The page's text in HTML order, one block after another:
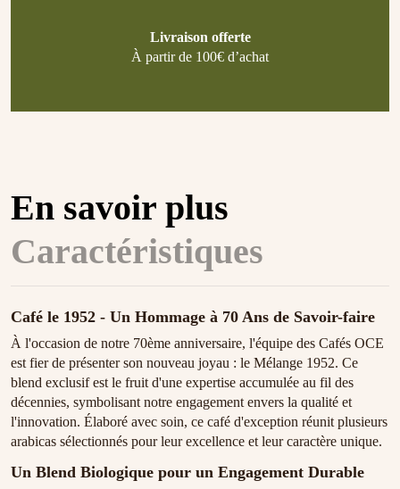
Livraison offerte
À partir de 100€ d’achat
En savoir plus
Caractéristiques
Café le 1952 - Un Hommage à 70 Ans de Savoir-faire
À l'occasion de notre 70ème anniversaire, l'équipe des Cafés OCE
est fier de présenter son nouveau joyau : le Mélange 1952. Ce
blend exclusif est le fruit d'une expertise accumulée au fil des
décennies, symbolisant notre engagement envers la qualité et
l'innovation. Élaboré avec soin, ce café d'exception réunit plusieurs
arabicas sélectionnés pour leur excellence et leur caractère unique.
Un Blend Biologique pour un Engagement Durable